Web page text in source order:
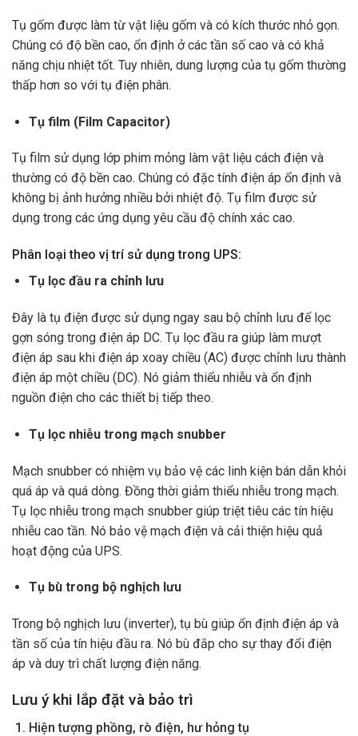
Tụ gốm được làm từ vật liệu gốm và có kích thước nhỏ gọn.
Chúng có độ bền cao, ổn định ở các tần số cao và có khả
năng chịu nhiệt tốt. Tuy nhiên, dung lượng của tụ gốm thường
thấp hơn so với tụ điện phân.
Tụ film (Film Capacitor)
Tụ film sử dụng lớp phim mỏng làm vật liệu cách điện và
thường có độ bền cao. Chúng có đặc tính điện áp ổn định và
không bị ảnh hưởng nhiều bởi nhiệt độ. Tụ film được sử
dụng trong các ứng dụng yêu cầu độ chính xác cao.
Phân loại theo vị trí sử dụng trong UPS:
Tụ lọc đầu ra chỉnh lưu
Đây là tụ điện được sử dụng ngay sau bộ chỉnh lưu để lọc
gợn sóng trong điện áp DC. Tụ lọc đầu ra giúp làm mượt
điện áp sau khi điện áp xoay chiều (AC) được chỉnh lưu thành
điện áp một chiều (DC). Nó giảm thiểu nhiễu và ổn định
nguồn điện cho các thiết bị tiếp theo.
Tụ lọc nhiễu trong mạch snubber
Mạch snubber có nhiệm vụ bảo vệ các linh kiện bán dẫn khỏi
quá áp và quá dòng. Đồng thời giảm thiểu nhiễu trong mạch.
Tụ lọc nhiễu trong mạch snubber giúp triệt tiêu các tín hiệu
nhiễu cao tần. Nó bảo vệ mạch điện và cải thiện hiệu quả
hoạt động của UPS.
Tụ bù trong bộ nghịch lưu
Trong bộ nghịch lưu (inverter), tụ bù giúp ổn định điện áp và
tần số của tín hiệu đầu ra. Nó bù đắp cho sự thay đổi điện
áp và duy trì chất lượng điện năng.
Lưu ý khi lắp đặt và bảo trì
Hiện tượng phồng, rò điện, hư hỏng tụ